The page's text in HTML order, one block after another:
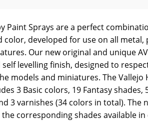
Paint Sprays are a perfect
color, developed for use on all metal,
Our new original and unique
levelling finish, designed to
models and miniatures. The Vallejo
3 Basic colors, 19 Fantasy shades, 5
3 varnishes (34 colors in total). The
corresponding shades available